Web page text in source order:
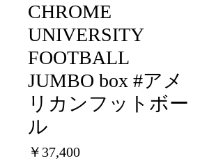
CHROME
UNIVERSITY
FOOTBALL
JUMBO box #アメ
リカンフットボー
ル
￥37,400価